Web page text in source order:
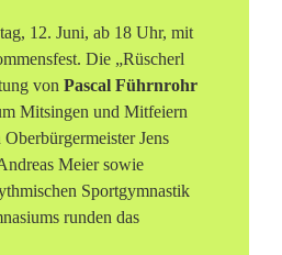
12. Juni, ab 18 Uhr, mit
Die „Rüscherl
von Pascal Führnrohr
Mitsingen und Mitfeiern
Jens
Meier sowie
Sportgymnastik
runden das